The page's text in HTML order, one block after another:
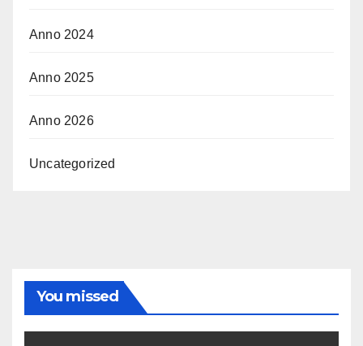
Anno 2024
Anno 2025
Anno 2026
Uncategorized
You missed